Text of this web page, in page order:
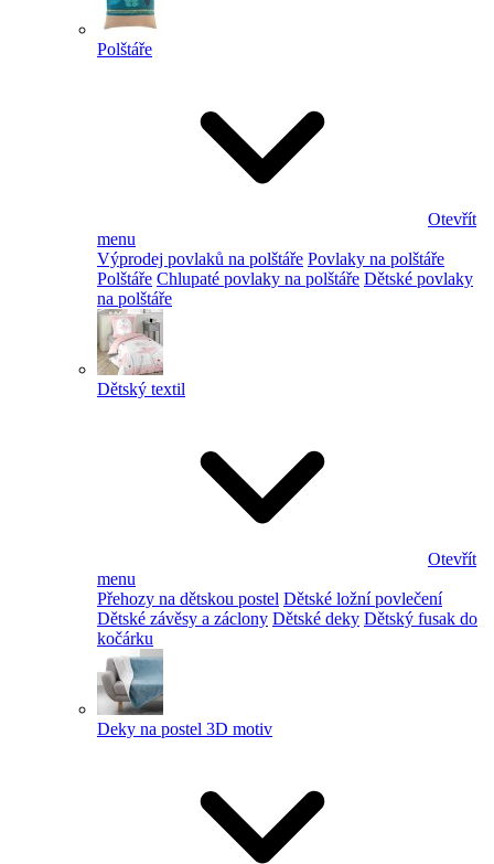
Polštáře
Otevřít
menu
Výprodej povlaků na polštáře Povlaky na polštáře
Polštáře Chlupaté povlaky na polštáře Dětské povlaky
na polštáře
Dětský textil
Otevřít
menu
Přehozy na dětskou postel Dětské ložní povlečení
Dětské závěsy a záclony Dětské deky Dětský fusak do
kočárku
Deky na postel 3D motiv